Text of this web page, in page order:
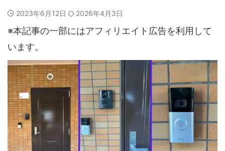
2023年6月12日 2026年4月3日
※本記事の一部にはアフィリエイト広告を利用して
います。